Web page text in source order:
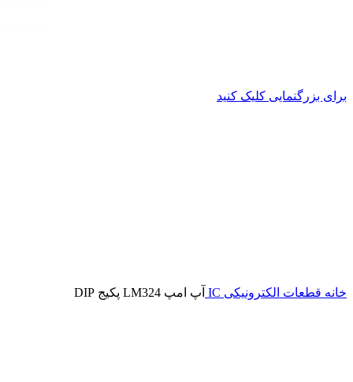
برای بزرگنمایی کلیک کنید
خانه قطعات الکترونیکی IC آپ امپ LM324 پکیج DIP